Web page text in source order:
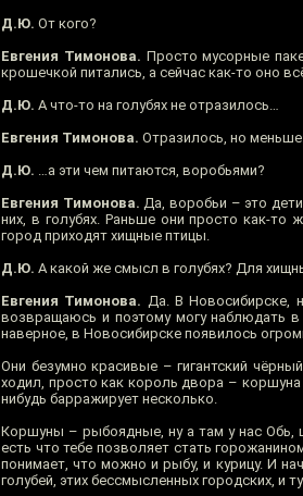
Д.Ю. От кого?
Евгения Тимонова. Просто мусорные
крошечкой питались, а сейчас как-то оно
Д.Ю. А что-то на голубях не отразилось…
Евгения Тимонова. Отразилось, но
Д.Ю. …а эти чем питаются, воробьями?
Евгения Тимонова. Да, воробьи – это
них, в голубях. Раньше они просто как-то
город приходят хищные птицы.
Д.Ю. А какой же смысл в голубях? Для
Евгения Тимонова. Да. В Новосибирске,
возвращаюсь и поэтому могу наблюдать в
наверное, в Новосибирске появилось
Они безумно красивые – гигантский
ходил, просто как король двора –
нибудь барражирует несколько.
Коршуны – рыбоядные, ну а там у нас Обь,
есть что тебе позволяет стать
понимает, что можно и рыбу, и курицу. И
голубей, этих бессмысленных городских, и